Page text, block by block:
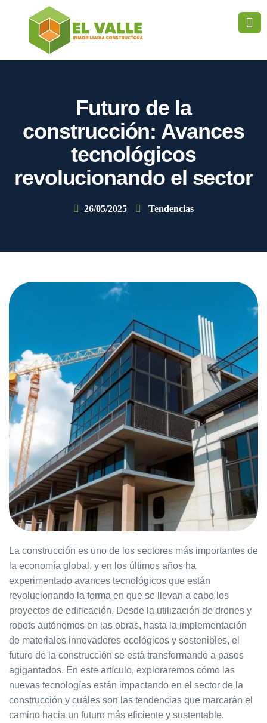
Futuro de la
construcción: Avances
tecnológicos
revolucionando el sector
26/05/2025 Tendencias
La construcción es uno de los sectores más importantes de
la economía global, y en los últimos años ha
experimentado avances tecnológicos que están
revolucionando la forma en que se llevan a cabo los
proyectos de edificación. Desde la utilización de drones y
robots autónomos en las obras, hasta la implementación
de materiales innovadores ecológicos y sostenibles, el
futuro de la construcción se está transformando a pasos
agigantados. En este artículo, exploraremos cómo las
nuevas tecnologías están impactando en el sector de la
construcción y cuáles son las tendencias que marcarán el
camino hacia un futuro más eficiente y sustentable.